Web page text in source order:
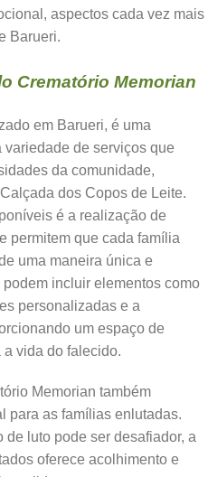
aspectos cada vez mais
Barueri.
Crematório Memorian
em Barueri, é uma
de serviços que
da comunidade,
dos Copos de Leite.
é a realização de
permitem que cada família
uma maneira única e
incluir elementos como
personalizadas e a
um espaço de
vida do falecido.
Memorian também
para as famílias enlutadas.
luto pode ser desafiador, a
oferece acolhimento e